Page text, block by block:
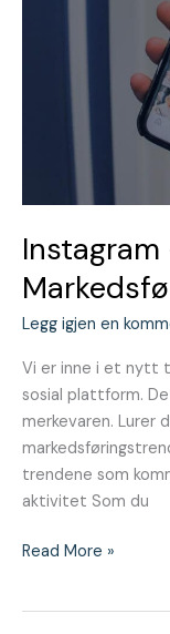
Instagram
Legg igjen en
Vi er inne i et nytt
sosial plattform.
merkevaren. Lurer
trendene som
aktivitet Som du
Read More »